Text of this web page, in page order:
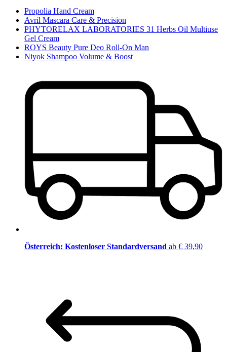
Propolia Hand Cream
Avril Mascara Care & Precision
PHYTORELAX LABORATORIES 31 Herbs Oil Multiuse
Gel Cream
ROYS Beauty Pure Deo Roll-On Man
Niyok Shampoo Volume & Boost
Österreich: Kostenloser Standardversand ab € 39,90